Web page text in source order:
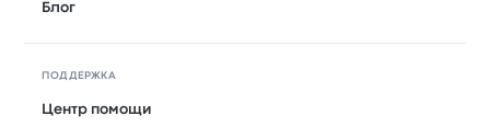
Блог
ПОДДЕРЖКА
Центр помощи